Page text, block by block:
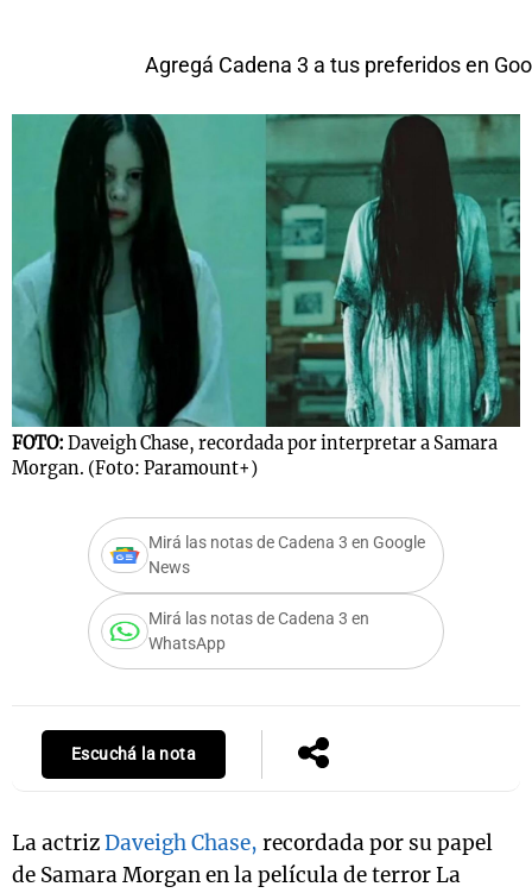
Agregá Cadena 3 a tus preferidos en
FOTO: Daveigh Chase, recordada por interpretar a Samara
Morgan. (Foto: Paramount+)
Mirá las notas de Cadena 3 en Google
News
Mirá las notas de Cadena 3 en
WhatsApp
Escuchá la nota
La actrizDaveigh Chase, recordada por su papel
de Samara Morgan en la película de terror La